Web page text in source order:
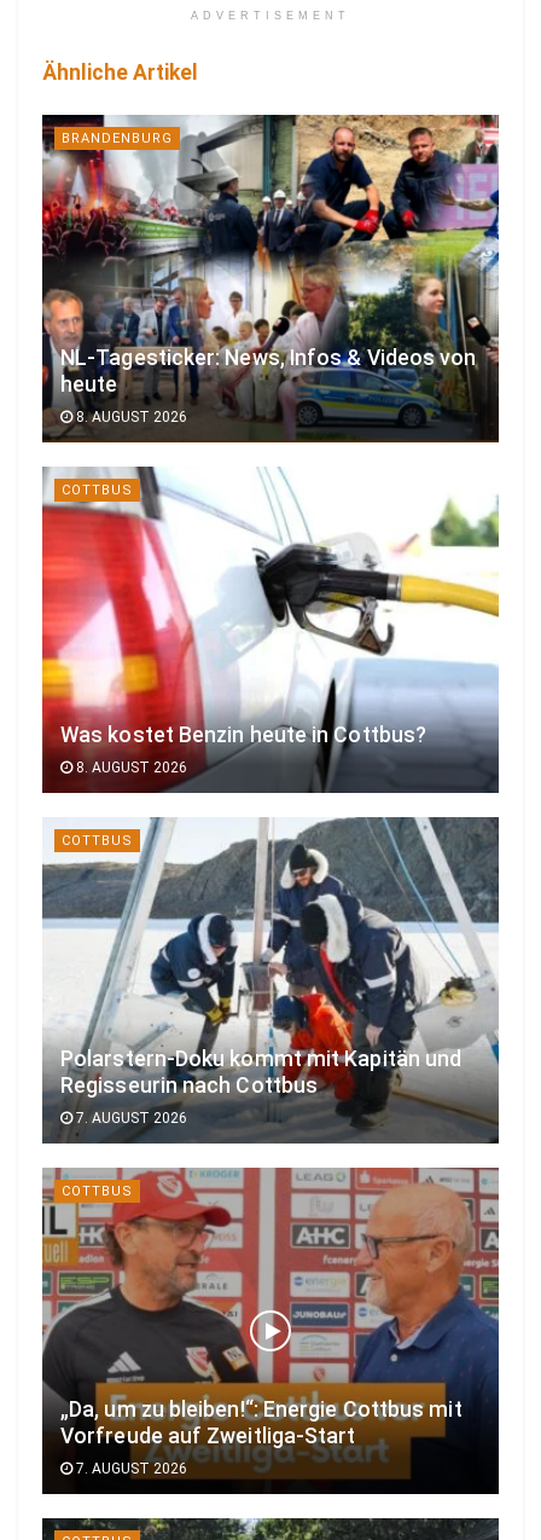
ADVERTISEMENT
Ähnliche Artikel
BRANDENBURG
NL-Tagesticker: News, Infos & Videos von
heute
8. AUGUST 2026
COTTBUS
Was kostet Benzin heute in Cottbus?
8. AUGUST 2026
COTTBUS
Polarstern-Doku kommt mit Kapitän und
Regisseurin nach Cottbus
7. AUGUST 2026
COTTBUS
„Da, um zu bleiben!“: Energie Cottbus mit
Vorfreude auf Zweitliga-Start
7. AUGUST 2026